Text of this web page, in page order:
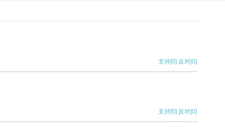
支持[0] 反对[0]
支持[0] 反对[0]